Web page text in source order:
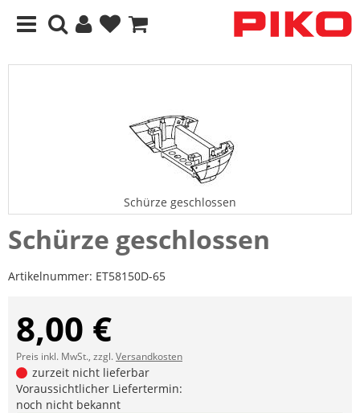
Schürze geschlossen
Schürze geschlossen
Artikelnummer: ET58150D-65
8,00 €
Preis inkl. MwSt., zzgl.Versandkosten
zurzeit nicht lieferbar
Voraussichtlicher Liefertermin:
noch nicht bekannt